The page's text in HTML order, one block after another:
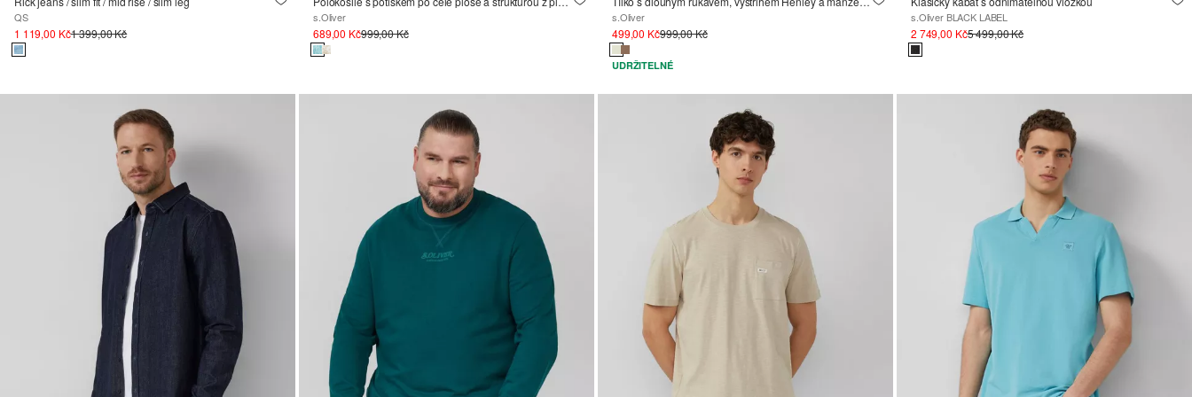
QS
1 119,00 Kč1 399,00 Kč
s.Oliver
689,00 Kč999,00 Kč
s.Oliver
499,00 Kč999,00 Kč
UDRŽITELNÉ
s.Oliver BLACK LABEL
2 749,00 Kč5 499,00 Kč